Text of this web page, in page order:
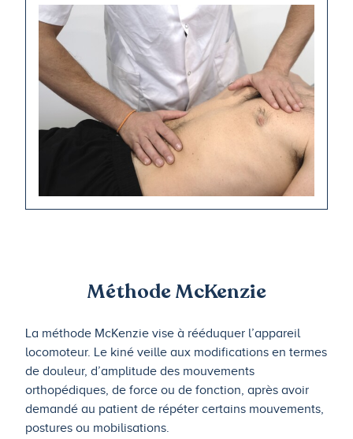
Méthode McKenzie
La méthode McKenzie vise à rééduquer l’appareil
locomoteur. Le kiné veille aux modifications en termes
de douleur, d’amplitude des mouvements
orthopédiques, de force ou de fonction, après avoir
demandé au patient de répéter certains mouvements,
postures ou mobilisations.